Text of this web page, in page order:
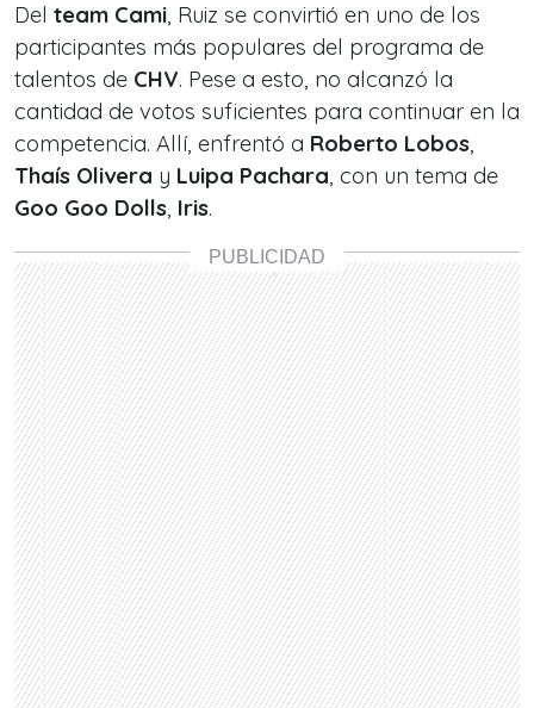
Del team Cami, Ruiz se convirtió en uno de los
participantes más populares del programa de
talentos de CHV. Pese a esto, no alcanzó la
cantidad de votos suficientes para continuar en la
competencia. Allí, enfrentó a Roberto Lobos,
Thaís Olivera y Luipa Pachara, con un tema de
Goo Goo Dolls, Iris.